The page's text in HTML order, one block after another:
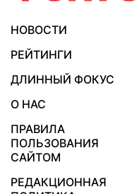
НОВОСТИ
РЕЙТИНГИ
ДЛИННЫЙ ФОКУС
О НАС
ПРАВИЛА
ПОЛЬЗОВАНИЯ
САЙТОМ
РЕДАКЦИОННАЯ